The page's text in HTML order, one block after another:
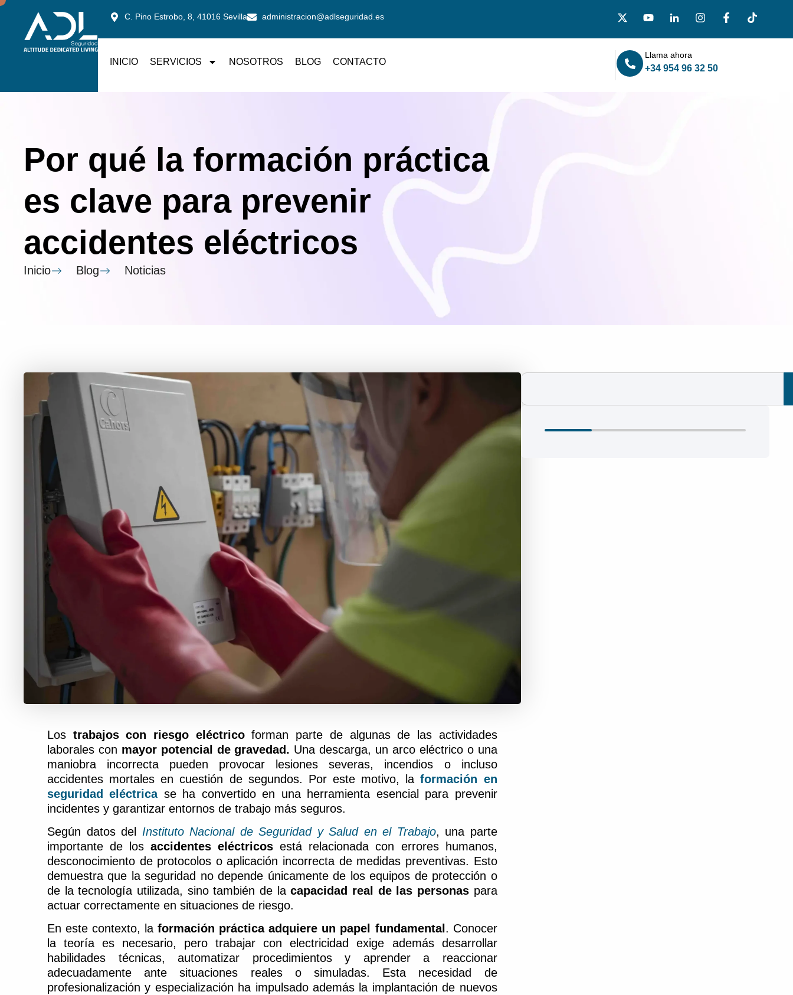
C. Pino Estrobo, 8, 41016 Sevilla administracion@adlseguridad.es
INICIO SERVICIOS NOSOTROS BLOG CONTACTO
Llama ahora
+34 954 96 32 50
Por qué la formación práctica
es clave para prevenir
accidentes eléctricos
Inicio Blog Noticias
Los trabajos con riesgo eléctricoforman parte de algunas de las actividades
laborales con mayor potencial de gravedad. Una descarga, un arco eléctrico o una
maniobra incorrecta pueden provocar lesiones severas, incendios o incluso
accidentes mortales en cuestión de segundos. Por este motivo, laformación en
seguridad eléctricase ha convertido en una herramienta esencial para prevenir
incidentes y garantizar entornos de trabajo más seguros.
Según datos del Instituto Nacional de Seguridad y Salud en el Trabajo, una parte
importante de losaccidentes eléctricos está relacionada con errores humanos,
desconocimiento de protocolos o aplicación incorrecta de medidas preventivas. Esto
demuestra que la seguridad no depende únicamente de los equipos de protección o
de la tecnología utilizada, sino también de lacapacidad real de las personaspara
actuar correctamente en situaciones de riesgo.
En este contexto, laformación práctica adquiere un papel fundamental . Conocer
la teoría es necesario, pero trabajar con electricidad exige además desarrollar
habilidades técnicas, automatizar procedimientos y aprender a reaccionar
adecuadamente ante situaciones reales o simuladas. Esta necesidad de
profesionalización y especialización ha impulsado además la implantación de nuevos